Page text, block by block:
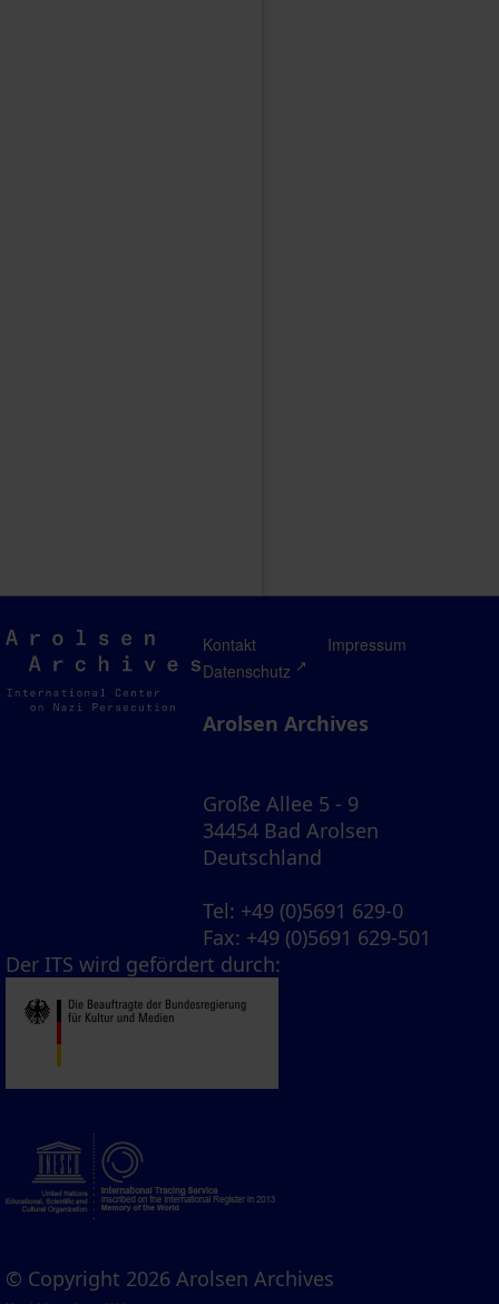
Arolsen
Archives
Kontakt
Impressum
Datenschutz
Arolsen Archives
Große Allee 5 - 9
34454 Bad Arolsen
Deutschland
Tel: +49 (0)5691 629-0
Fax: +49 (0)5691 629-501
Der ITS wird gefördert durch:
© Copyright 2026 Arolsen Archives